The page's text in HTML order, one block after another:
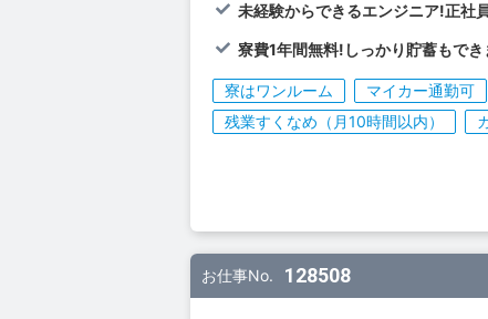
未経験からできるエンジニア!正社
寮費1年間無料!しっかり貯蓄もでき
寮はワンルーム マイカー通勤可
残業すくなめ（月10時間以内）
お仕事No. 128508